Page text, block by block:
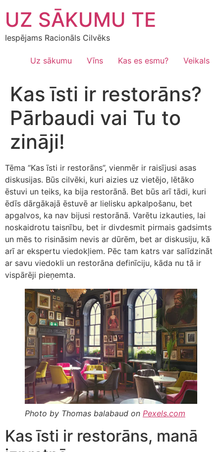
content
UZ SĀKUMU TE
Iespējams Racionāls Cilvēks
Uz sākumu Vīns Kas es esmu? Veikals
Kas īsti ir restorāns?
Pārbaudi vai Tu to
zināji!
Tēma “Kas īsti ir restorāns”, vienmēr ir raisījusi asas
diskusijas. Būs cilvēki, kuri aizies uz vietējo, lētāko
ēstuvi un teiks, ka bija restorānā. Bet būs arī tādi, kuri
ēdīs dārgākajā ēstuvē ar lielisku apkalpošanu, bet
apgalvos, ka nav bijusi restorānā. Varētu izkauties, lai
noskaidrotu taisnību, bet ir divdesmit pirmais gadsimts
un mēs to risināsim nevis ar dūrēm, bet ar diskusiju, kā
arī ar ekspertu viedokļiem. Pēc tam katrs var salīdzināt
ar savu viedokli un restorāna definīciju, kāda nu tā ir
vispārēji pieņemta.
Photo by Thomas balabaud on Pexels.com
Kas īsti ir restorāns, manā